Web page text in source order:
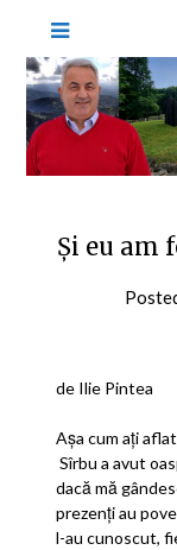
Şi eu am
de Ilie Pintea
Aşa cum aţi
Sîrbu a avut
dacă mă
prezenţi au
l-au cunoscut,